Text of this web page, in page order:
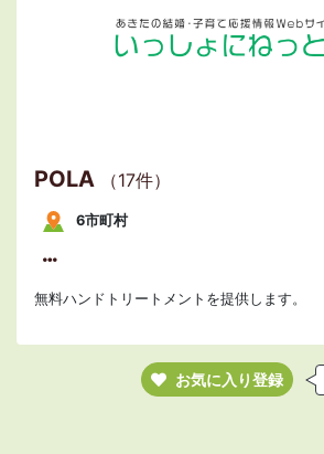
POLA （17件）
6市町村
無料ハンドトリートメントを提供します。
お気に入り登録